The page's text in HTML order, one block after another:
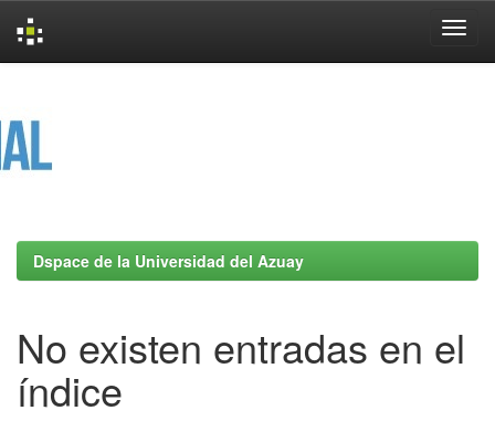
Dspace de la Universidad del Azuay
No existen entradas en el
índice